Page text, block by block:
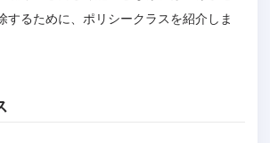
するために、ポリシークラスを紹介しま